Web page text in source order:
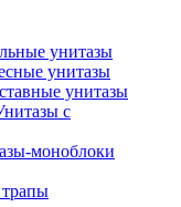
унитазы
унитазы
унитазы
с
моноблоки